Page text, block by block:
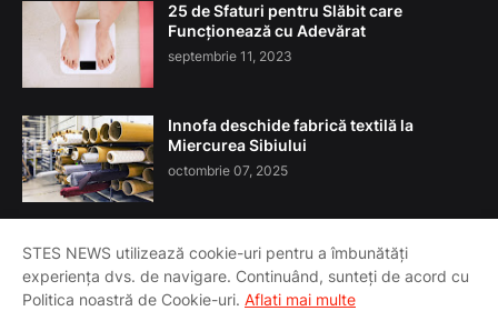
25 de Sfaturi pentru Slăbit care
Funcționează cu Adevărat
septembrie 11, 2023
Innofa deschide fabrică textilă la
Miercurea Sibiului
octombrie 07, 2025
Acasa Despre Noi T&C Contact
STES NEWS utilizează cookie-uri pentru a îmbunătăți
experiența dvs. de navigare. Continuând, sunteți de acord cu
Politica noastră de Cookie-uri. Aflati mai multe